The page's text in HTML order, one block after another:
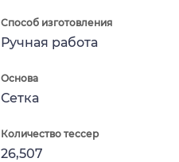
Способ изготовления
Ручная работа
Основа
Сетка
Количество тессер
26,507